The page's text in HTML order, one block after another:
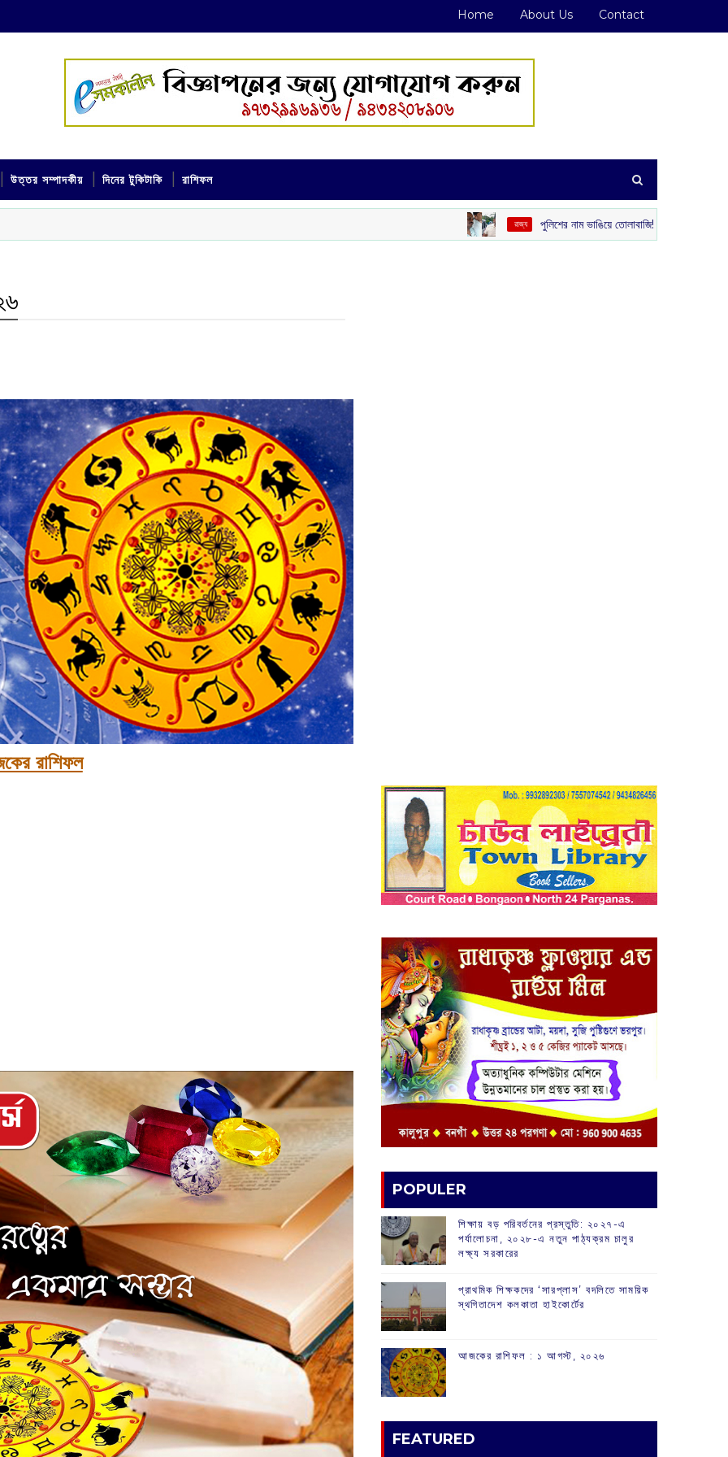
Home About Us Contact
উত্তর সম্পাদকীয় দিনের টুকিটাকি রাশিফল
‌ রাজ্য পুলিশের নাম ভাঙিয়ে তোলাবাজি! পেট্রাপোল সীমান্ত এলাকা
রাশিফল
POPULER
শিক্ষায় বড় পরিবর্তনের প্রস্তুতি: ২০২৭-এ
পর্যালোচনা, ২০২৮-এ নতুন পাঠ্যক্রম চালুর
লক্ষ্য সরকারের
প্রাথমিক শিক্ষকদের ‘সারপ্লাস’ বদলিতে সাময়িক
স্থগিতাদেশ কলকাতা হাইকোর্টের
আজকের রাশিফল :‌ ‌‌১ আগস্ট, ২০২৬
FEATURED